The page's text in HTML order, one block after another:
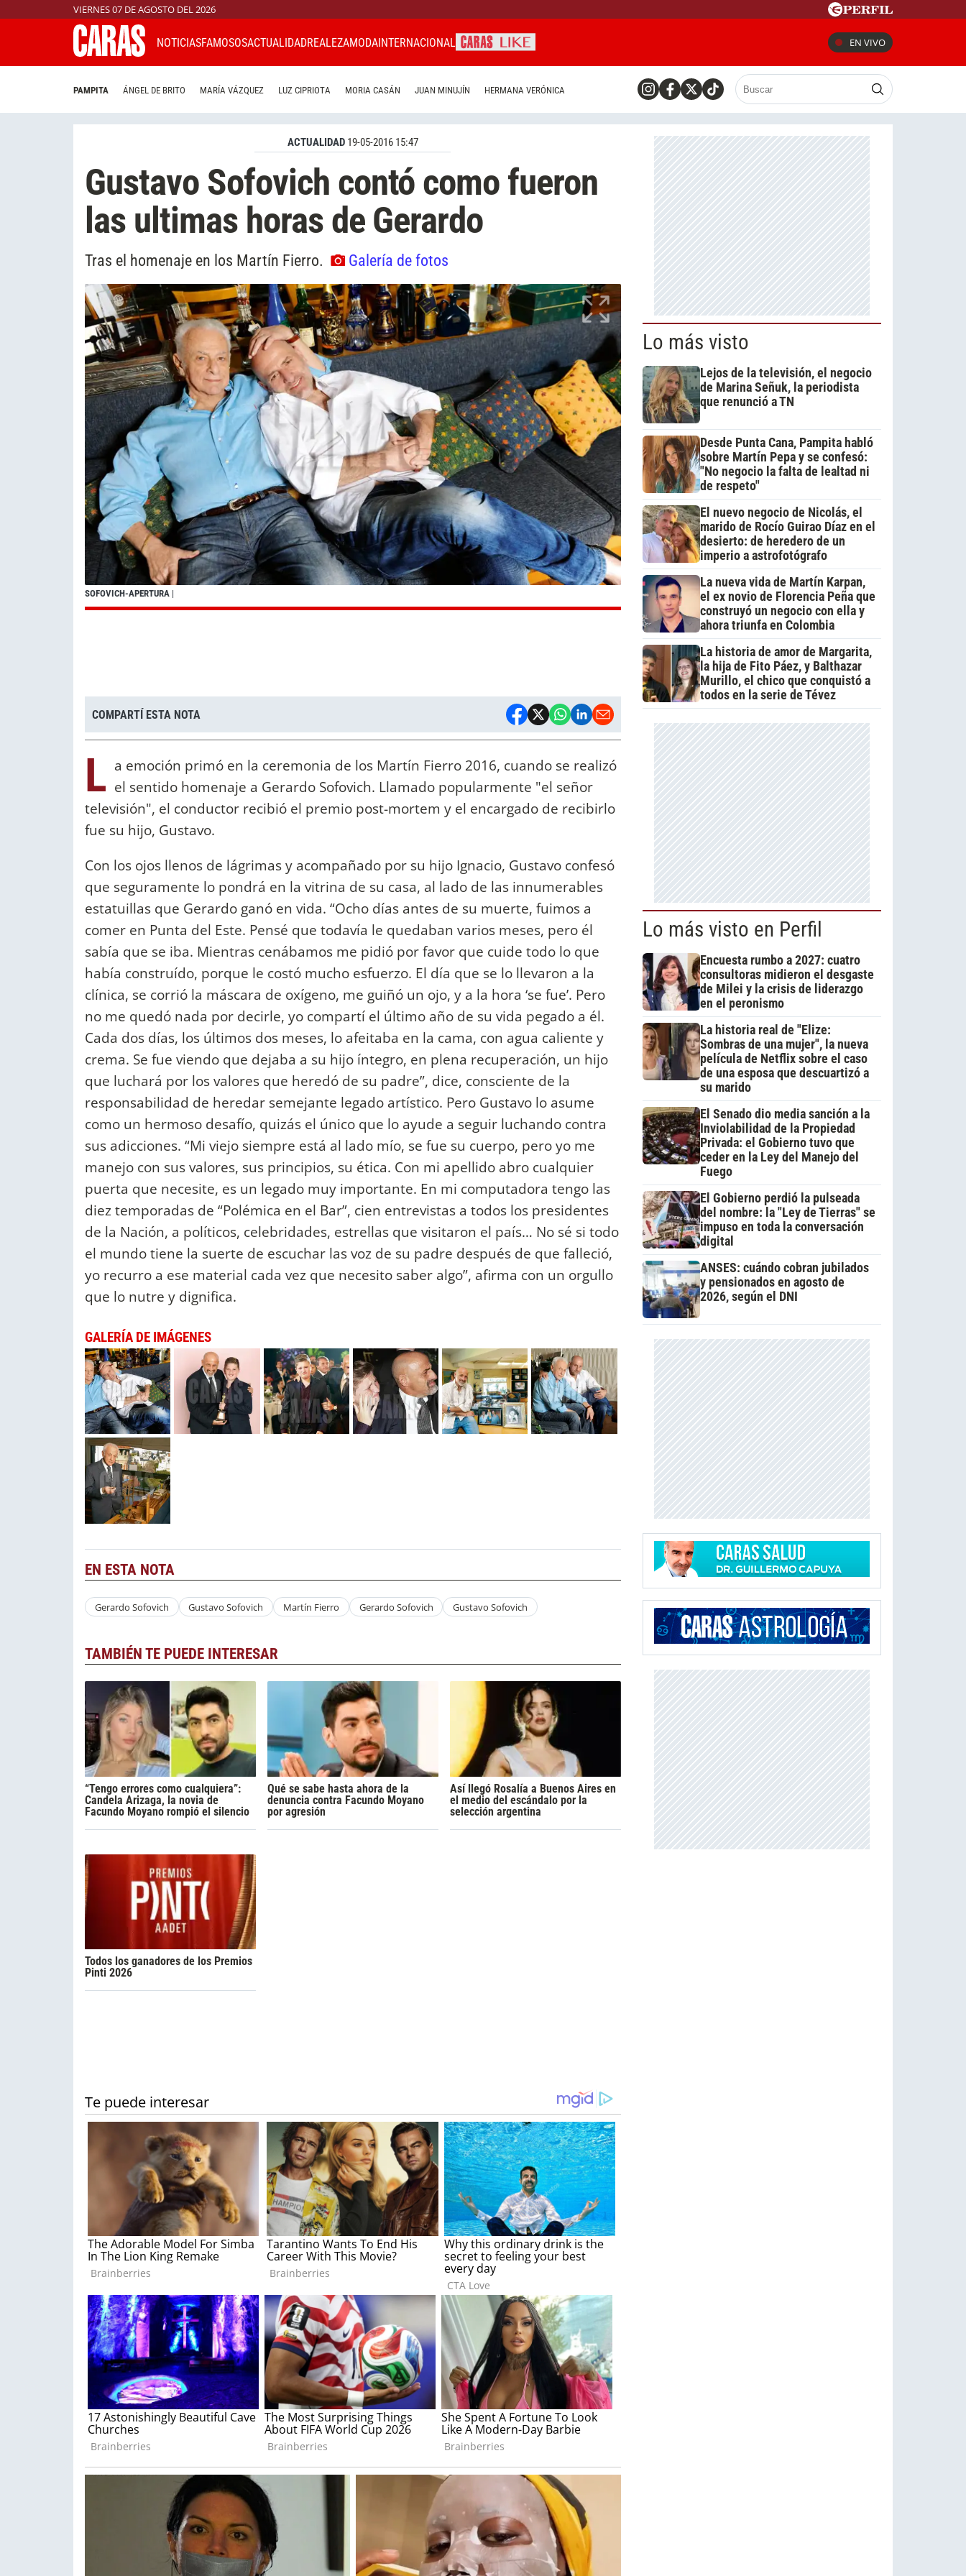
VIERNES 07 DE AGOSTO DEL 2026
NOTICIASFAMOSOSACTUALIDADREALEZAMODAINTERNACIONAL EN VIVO
PAMPITA ÁNGEL DE BRITO MARÍA VÁZQUEZ LUZ CIPRIOTA MORIA CASÁN JUAN MINUJÍN HERMANA VERÓNICA
ACTUALIDAD 19-05-2016 15:47
Gustavo Sofovich contó como fueron
las ultimas horas de Gerardo
Tras el homenaje en los Martín Fierro. Galería de fotos
SOFOVICH-APERTURA |
COMPARTÍ ESTA NOTA
L a emoción primó en la ceremonia de los Martín Fierro 2016, cuando se realizó
el sentido homenaje a Gerardo Sofovich. Llamado popularmente "el señor
televisión", el conductor recibió el premio post-mortem y el encargado de recibirlo
fue su hijo, Gustavo.
Con los ojos llenos de lágrimas y acompañado por su hijo Ignacio, Gustavo confesó
que seguramente lo pondrá en la vitrina de su casa, al lado de las innumerables
estatuillas que Gerardo ganó en vida. “Ocho días antes de su muerte, fuimos a
comer en Punta del Este. Pensé que todavía le quedaban varios meses, pero él
sabía que se iba. Mientras cenábamos me pidió por favor que cuide todo lo que
había construído, porque le costó mucho esfuerzo. El día que se lo llevaron a la
clínica, se corrió la máscara de oxígeno, me guiñó un ojo, y a la hora ‘se fue’. Pero
no me quedó nada por decirle, yo compartí el último año de su vida pegado a él.
Cada dos días, los últimos dos meses, lo afeitaba en la cama, con agua caliente y
crema. Se fue viendo que dejaba a su hijo íntegro, en plena recuperación, un hijo
que luchará por los valores que heredó de su padre”, dice, consciente de la
responsabilidad de heredar semejante legado artístico. Pero Gustavo lo asume
como un hermoso desafío, quizás el único que lo ayude a seguir luchando contra
sus adicciones. “Mi viejo siempre está al lado mío, se fue su cuerpo, pero yo me
manejo con sus valores, sus principios, su ética. Con mi apellido abro cualquier
puerta que necesite, es un legado muy importante. En mi computadora tengo las
diez temporadas de “Polémica en el Bar”, cien entrevistas a todos los presidentes
de la Nación, a políticos, celebridades, estrellas que visitaron el país… No sé si todo
el mundo tiene la suerte de escuchar las voz de su padre después de que falleció,
yo recurro a ese material cada vez que necesito saber algo”, afirma con un orgullo
que lo nutre y dignifica.
GALERÍA DE IMÁGENES
EN ESTA NOTA
Gerardo Sofovich Gustavo Sofovich Martín Fierro Gerardo Sofovich Gustavo Sofovich
TAMBIÉN TE PUEDE INTERESAR
“Tengo errores como cualquiera”:
Candela Arizaga, la novia de
Facundo Moyano rompió el silencio
Qué se sabe hasta ahora de la
denuncia contra Facundo Moyano
por agresión
Así llegó Rosalía a Buenos Aires en
el medio del escándalo por la
selección argentina
Todos los ganadores de los Premios
Pinti 2026
Lo más visto
Lejos de la televisión, el negocio
de Marina Señuk, la periodista
que renunció a TN
Desde Punta Cana, Pampita habló
sobre Martín Pepa y se confesó:
"No negocio la falta de lealtad ni
de respeto"
El nuevo negocio de Nicolás, el
marido de Rocío Guirao Díaz en el
desierto: de heredero de un
imperio a astrofotógrafo
La nueva vida de Martín Karpan,
el ex novio de Florencia Peña que
construyó un negocio con ella y
ahora triunfa en Colombia
La historia de amor de Margarita,
la hija de Fito Páez, y Balthazar
Murillo, el chico que conquistó a
todos en la serie de Tévez
Lo más visto en Perfil
Encuesta rumbo a 2027: cuatro
consultoras midieron el desgaste
de Milei y la crisis de liderazgo
en el peronismo
La historia real de "Elize:
Sombras de una mujer", la nueva
película de Netflix sobre el caso
de una esposa que descuartizó a
su marido
El Senado dio media sanción a la
Inviolabilidad de la Propiedad
Privada: el Gobierno tuvo que
ceder en la Ley del Manejo del
Fuego
El Gobierno perdió la pulseada
del nombre: la "Ley de Tierras" se
impuso en toda la conversación
digital
ANSES: cuándo cobran jubilados
y pensionados en agosto de
2026, según el DNI